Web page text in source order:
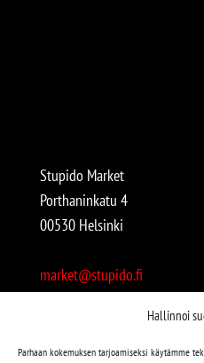
Hallinnoi
Parhaan kokemuksen tarjoamiseksi käytämme
Stupido Market
Porthaninkatu 4
00530 Helsinki
market@stupido.fi
Avoinna: